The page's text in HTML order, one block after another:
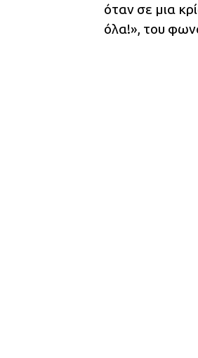
όταν σε μια
όλα!», του